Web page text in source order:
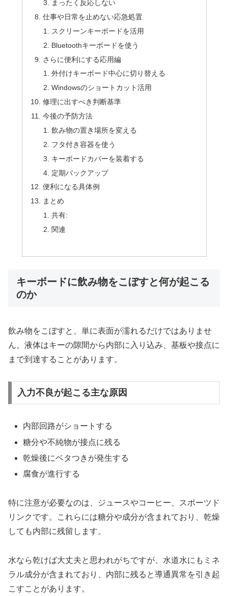
まったく反応しない
仕事や日常を止めない応急処置
スクリーンキーボードを活用
Bluetoothキーボードを使う
さらに便利にする応用編
外付けキーボード中心に切り替える
Windowsのショートカット活用
修理に出すべき判断基準
今後の予防方法
飲み物の置き場所を変える
フタ付き容器を使う
キーボードカバーを装着する
定期バックアップ
便利になる具体例
まとめ
共有:
関連
キーボードに飲み物をこぼすと何が起こる
のか
飲み物をこぼすと、単に表面が濡れるだけではありませ
ん。液体はキーの隙間から内部に入り込み、基板や接点に
まで到達することがあります。
入力不良が起こる主な原因
内部回路がショートする
糖分や不純物が接点に残る
乾燥後にベタつきが発生する
腐食が進行する
特に注意が必要なのは、ジュースやコーヒー、スポーツド
リンクです。これらには糖分や成分が含まれており、乾燥
しても内部に残留します。
水なら乾けば大丈夫と思われがちですが、水道水にもミネ
ラル成分が含まれており、内部に残ると導通異常を引き起
こすことがあります。